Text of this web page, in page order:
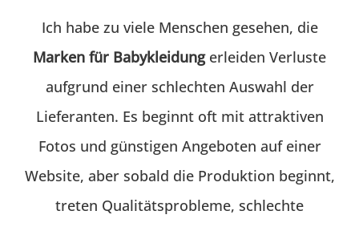
Ich habe zu viele Menschen gesehen, die
Marken für Babykleidungerleiden Verluste
aufgrund einer schlechten Auswahl der
Lieferanten. Es beginnt oft mit attraktiven
Fotos und günstigen Angeboten auf einer
Website, aber sobald die Produktion beginnt,
treten Qualitätsprobleme, schlechte